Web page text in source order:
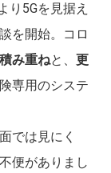
り5Gを見据え
を開始。コロ
み重ねと、 更
専用のシステ
では見にく
便がありまし